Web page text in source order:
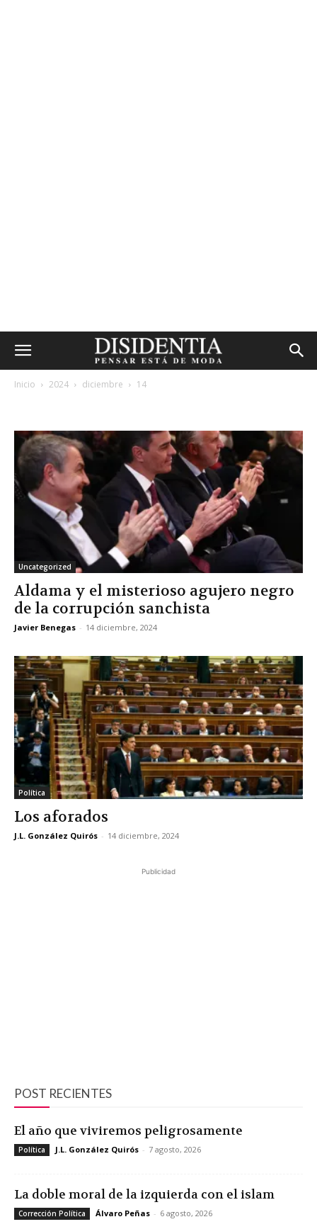
Inicio 2024 diciembre 14
Uncategorized
Aldama y el misterioso agujero negro
de la corrupción sanchista
Javier Benegas - 14 diciembre, 2024
Política
Los aforados
J.L. González Quirós - 14 diciembre, 2024
Publicidad
POST RECIENTES
El año que viviremos peligrosamente
Política J.L. González Quirós - 7 agosto, 2026
La doble moral de la izquierda con el islam
Corrección Política Álvaro Peñas - 6 agosto, 2026